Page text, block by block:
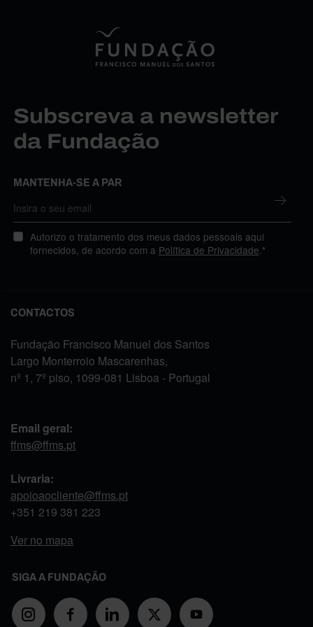
Subscreva a newsletter
da Fundação
MANTENHA-SE A PAR
Autorizo o tratamento dos meus dados pessoais aqui
fornecidos, de acordo com a Política de Privacidade .*
CONTACTOS
Fundação Francisco Manuel dos Santos
Largo Monterroio Mascarenhas,
nº 1, 7º piso, 1099-081 Lisboa - Portugal
Email geral:
ffms@ffms.pt
Livraria:
apoioaocliente@ffms.pt
+351 219 381 223
Ver no mapa
SIGA A FUNDAÇÃO